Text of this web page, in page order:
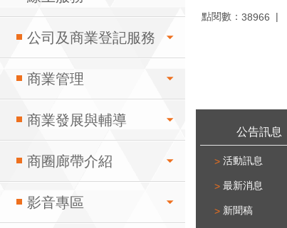
公司及商業登記服務
商業管理
商業發展與輔導
商圈廊帶介紹
影音專區
點閱數： 38966
公告訊息
活動訊息
最新消息
新聞稿